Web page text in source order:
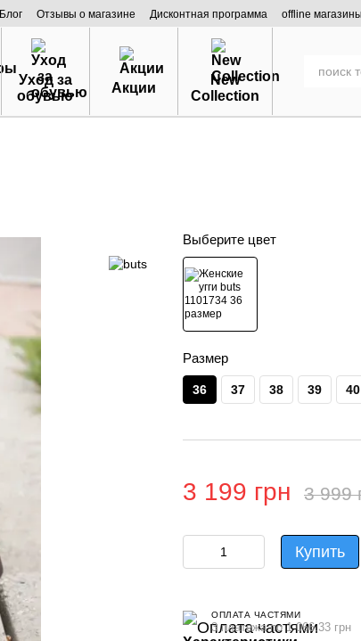
Блог Отзывы о магазине Дисконтная программа offline магазины
Уход за
обувью
Акции
New
Collection
Выберите цвет
Размер
36 37 38 39 40
3 199 грн 3 999
Купить
ОПЛАТА ЧАСТЯМИ
3 платежа по 1 066.33 грн